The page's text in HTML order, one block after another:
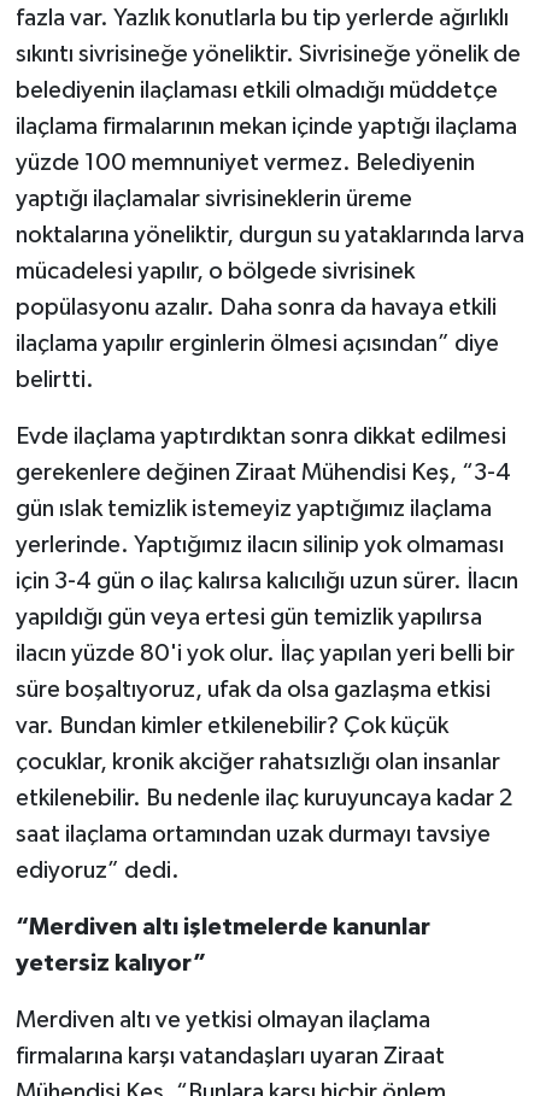
fazla var. Yazlık konutlarla bu tip yerlerde ağırlıklı
sıkıntı sivrisineğe yöneliktir. Sivrisineğe yönelik de
belediyenin ilaçlaması etkili olmadığı müddetçe
ilaçlama firmalarının mekan içinde yaptığı ilaçlama
yüzde 100 memnuniyet vermez. Belediyenin
yaptığı ilaçlamalar sivrisineklerin üreme
noktalarına yöneliktir, durgun su yataklarında larva
mücadelesi yapılır, o bölgede sivrisinek
popülasyonu azalır. Daha sonra da havaya etkili
ilaçlama yapılır erginlerin ölmesi açısından” diye
belirtti.
Evde ilaçlama yaptırdıktan sonra dikkat edilmesi
gerekenlere değinen Ziraat Mühendisi Keş, “3-4
gün ıslak temizlik istemeyiz yaptığımız ilaçlama
yerlerinde. Yaptığımız ilacın silinip yok olmaması
için 3-4 gün o ilaç kalırsa kalıcılığı uzun sürer. İlacın
yapıldığı gün veya ertesi gün temizlik yapılırsa
ilacın yüzde 80'i yok olur. İlaç yapılan yeri belli bir
süre boşaltıyoruz, ufak da olsa gazlaşma etkisi
var. Bundan kimler etkilenebilir? Çok küçük
çocuklar, kronik akciğer rahatsızlığı olan insanlar
etkilenebilir. Bu nedenle ilaç kuruyuncaya kadar 2
saat ilaçlama ortamından uzak durmayı tavsiye
ediyoruz” dedi.
“Merdiven altı işletmelerde kanunlar
yetersiz kalıyor”
Merdiven altı ve yetkisi olmayan ilaçlama
firmalarına karşı vatandaşları uyaran Ziraat